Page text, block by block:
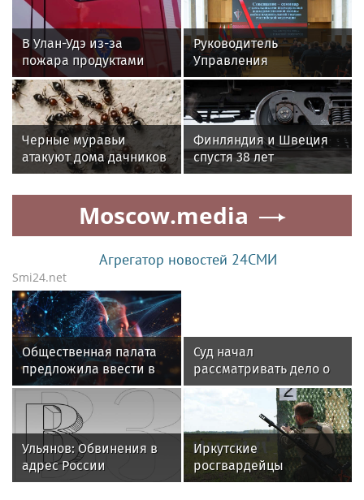
В Улан-Удэ из-за
пожара продуктами
горения отравились
пять человек
Руководитель
Управления
вневедомственной
охраны Росгвардии по
Иркутской области
принял участие во
Всероссийском
совещании-семинаре в
Черные муравьи
атакуют дома дачников
Финляндия и Швеция
спустя 38 лет
возобновят
железнодорожное
сообщение
Moscow.media
Агрегатор новостей 24СМИ
Smi24.net
Общественная палата
предложила ввести в
российских школах
курс вождения
Суд начал
рассматривать дело о
взятке бывшего топ-
«Ростелекома»
Ульянов: Обвинения в
адрес России
показывают
Иркутские
росгвардейцы
завоевали золото на